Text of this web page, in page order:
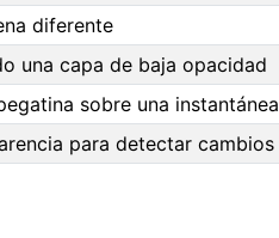
diferente
una capa de baja opacidad
sobre una instantánea
para detectar cambios